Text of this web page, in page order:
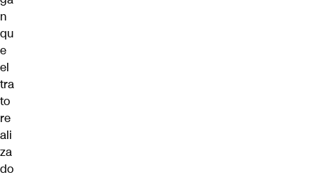
n
qu
e
el
tra
to
re
ali
za
do